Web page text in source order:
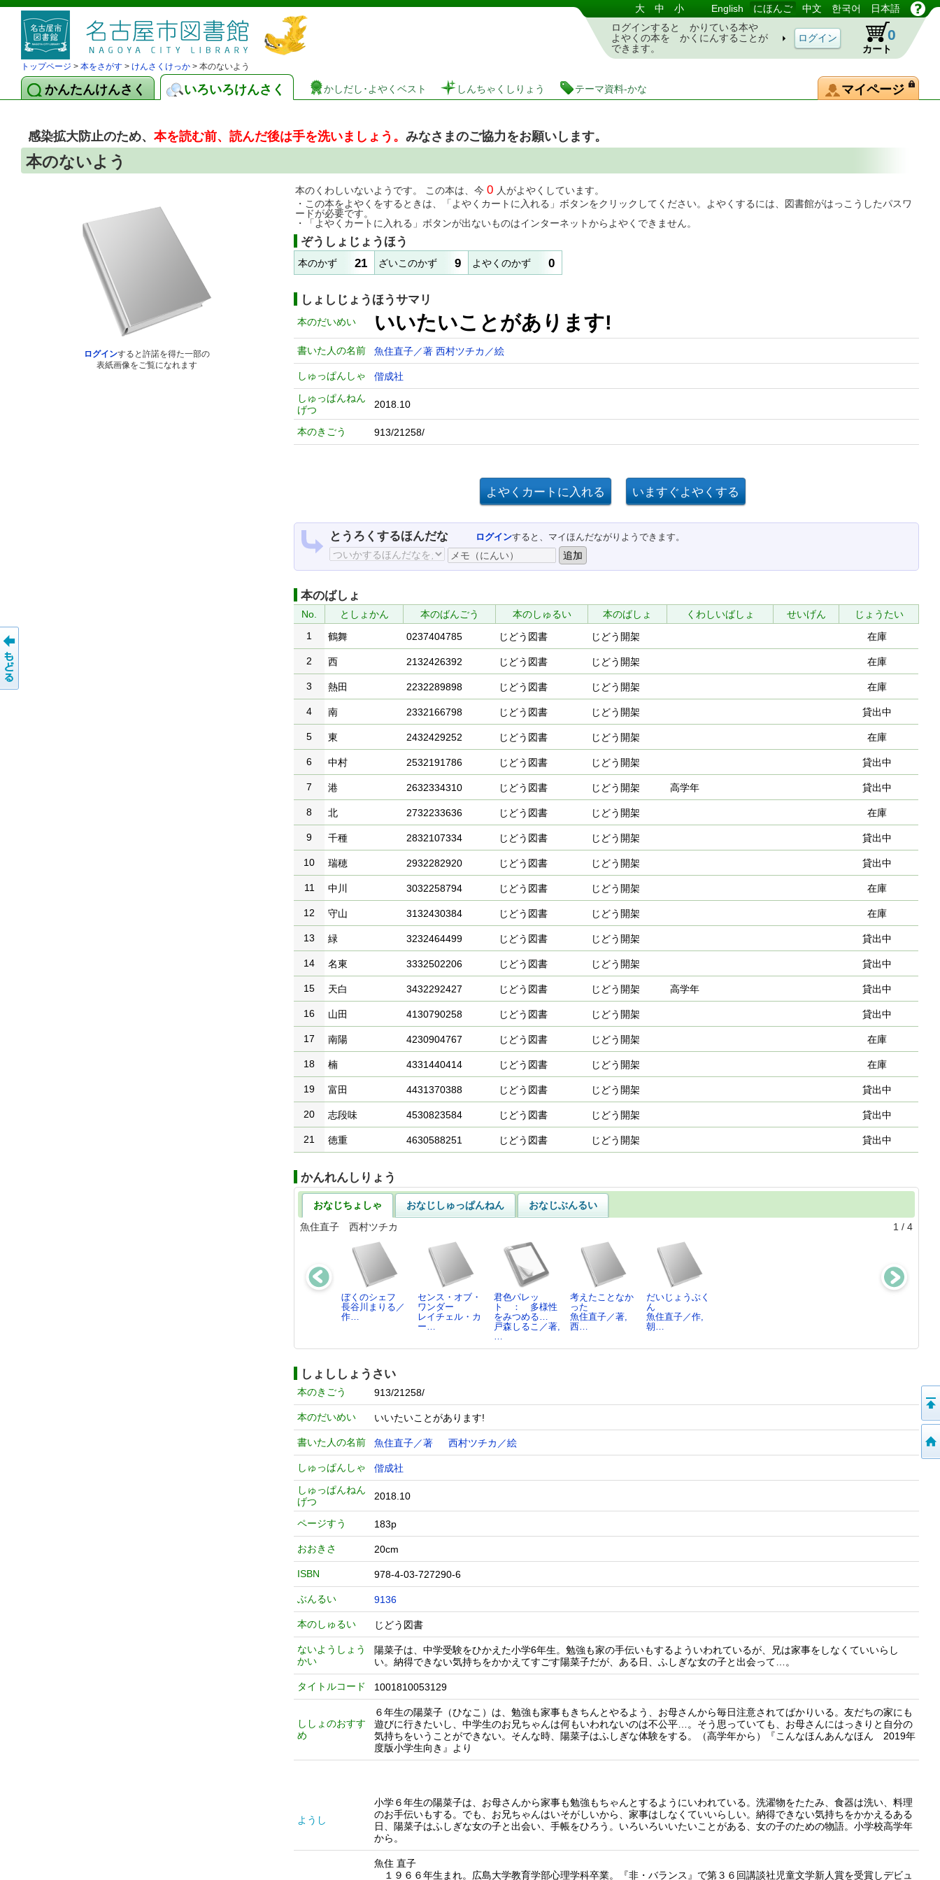
としょかんぞうしょけんさく・よやくシステム 大 中 小 English にほんご 中文 한국어 日本語
ログインすると かりている本や
よやくの本を かくにんすることが
できます。
カート
0
トップページ > 本をさがす > けんさくけっか > 本のないよう
かんたんけんさく いろいろけんさく かしだし･よやくベスト しんちゃくしりょう テーマ資料-かな マイページ
感染拡大防止のため、 本を読む前、読んだ後は手を洗いましょう。 みなさまのご協力をお願いします。
本のないよう
ログインすると許諾を得た一部の
表紙画像をご覧になれます
本のくわしいないようです。 この本は、今 0 人がよやくしています。
・この本をよやくをするときは、「よやくカートに入れる」ボタンをクリックしてください。よやくするには、図書館がはっこうしたパスワ
ードが必要です。
・「よやくカートに入れる」ボタンが出ないものはインターネットからよやくできません。
ぞうしょじょうほう
本のかず 21 ざいこのかず 9 よやくのかず 0
しょしじょうほうサマリ
本のだいめい いいたいことがあります!
書いた人の名前 魚住直子／著 西村ツチカ／絵
しゅっぱんしゃ
偕成社
しゅっぱんねん
げつ
2018.10
本のきごう 913/21258/
とうろくするほんだな ログインすると、マイほんだながりようできます。
本のばしょ
No. としょかん 本のばんごう 本のしゅるい 本のばしょ くわしいばしょ せいげん
じょうたい
1
鶴舞 0237404785 じどう図書 じどう開架 在庫
2 西 2132426392 じどう図書 じどう開架 在庫
3 熱田 2232289898 じどう図書 じどう開架 在庫
4 南 2332166798 じどう図書 じどう開架 貸出中
5 東 2432429252 じどう図書 じどう開架 在庫
6 中村 2532191786 じどう図書 じどう開架 貸出中
7 港 2632334310 じどう図書 じどう開架 高学年 貸出中
8 北 2732233636 じどう図書 じどう開架 在庫
9 千種 2832107334 じどう図書 じどう開架 貸出中
10 瑞穂 2932282920 じどう図書 じどう開架 貸出中
11 中川 3032258794 じどう図書 じどう開架 在庫
12 守山 3132430384 じどう図書 じどう開架 在庫
13 緑 3232464499 じどう図書 じどう開架 貸出中
14 名東 3332502206 じどう図書 じどう開架 貸出中
15 天白 3432292427 じどう図書 じどう開架 高学年 貸出中
16 山田 4130790258 じどう図書 じどう開架 貸出中
17 南陽 4230904767 じどう図書 じどう開架 在庫
18 楠 4331440414 じどう図書 じどう開架 在庫
19 富田 4431370388 じどう図書 じどう開架 貸出中
20 志段味 4530823584 じどう図書 じどう開架 貸出中
21 徳重 4630588251 じどう図書 じどう開架 貸出中
かんれんしりょう
おなじちょしゃ おなじしゅっぱんねん
おなじぶんるい
魚住直子 西村ツチカ
1 / 4
ぼくのシェフ
長谷川まりる／
作…
センス・オブ・
ワンダー
レイチェル・カ
ー…
君色パレッ
ト ： 多様性
をみつめる…
戸森しるこ／著,
…
考えたことなか
った
魚住直子／著,
西…
だいじょうぶく
ん
魚住直子／作,
朝…
しょししょうさい
本のきごう 913/21258/
本のだいめい いいたいことがあります!
書いた人の名前 魚住直子／著 西村ツチカ／絵
しゅっぱんしゃ
偕成社
しゅっぱんねん
げつ
2018.10
ページすう 183p
おおきさ 20cm
ISBN 978-4-03-727290-6
ぶんるい 9136
本のしゅるい じどう図書
ないようしょう
かい
陽菜子は、中学受験をひかえた小学6年生。勉強も家の手伝いもするよういわれているが、兄は家事をしなくていいらし
い。納得できない気持ちをかかえてすごす陽菜子だが、ある日、ふしぎな女の子と出会って…。
タイトルコード 1001810053129
ししょのおすす
め
６年生の陽菜子（ひなこ）は、勉強も家事もきちんとやるよう、お母さんから毎日注意されてばかりいる。友だちの家にも
遊びに行きたいし、中学生のお兄ちゃんは何もいわれないのは不公平…。そう思っていても、お母さんにはっきりと自分の
気持ちをいうことができない。そんな時、陽菜子はふしぎな体験をする。（高学年から）『こんなほんあんなほん 2019年
度版小学生向き』より
ようし
小学６年生の陽菜子は、お母さんから家事も勉強もちゃんとするようにいわれている。洗濯物をたたみ、食器は洗い、料理
のお手伝いもする。でも、お兄ちゃんはいそがしいから、家事はしなくていいらしい。納得できない気持ちをかかえるある
日、陽菜子はふしぎな女の子と出会い、手帳をひろう。いろいろいいたいことがある、女の子のための物語。小学校高学年
から。
魚住 直子
１９６６年生まれ。広島大学教育学部心理学科卒業。『非・バランス』で第３６回講談社児童文学新人賞を受賞しデビュ